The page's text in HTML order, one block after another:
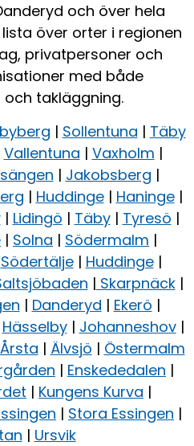
och över hela
lista över orter i regionen
privatpersoner och
med både
takläggning.
| Sollentuna | Täby
Vallentuna | Vaxholm |
| Jakobsberg |
| Huddinge| Haninge|
| Lidingö | Täby| Tyresö |
| Solna | Södermalm |
Södertälje| Huddinge|
| Skarpnäck|
| Danderyd | Ekerö |
Hässelby| Johanneshov|
Årsta | Älvsjö | Östermalm
| Enskededalen |
| Kungens Kurva |
| Stora Essingen |
| Ursvik